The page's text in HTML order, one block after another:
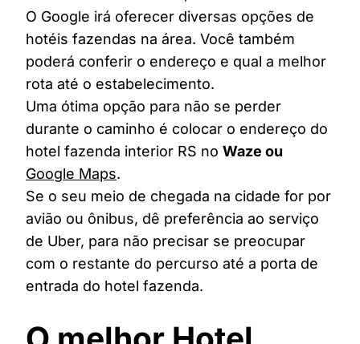
O Google irá oferecer diversas opções de
hotéis fazendas na área. Você também
poderá conferir o endereço e qual a melhor
rota até o estabelecimento.
Uma ótima opção para não se perder
durante o caminho é colocar o endereço do
hotel fazenda interior RS no Waze ou
Google Maps.
Se o seu meio de chegada na cidade for por
avião ou ônibus, dê preferência ao serviço
de Uber, para não precisar se preocupar
com o restante do percurso até a porta de
entrada do hotel fazenda.